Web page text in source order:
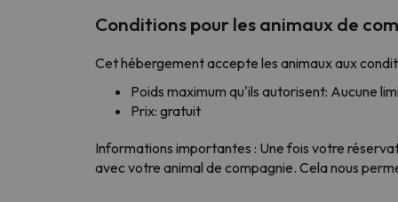
Conditions pour les animaux de
Cet hébergement accepte les animaux aux
Poids maximum qu'ils autorisent: Aucune
Prix: gratuit
Informations importantes : Une fois votre
avec votre animal de compagnie. Cela nous